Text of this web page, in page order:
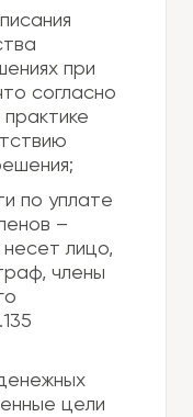
при
согласно
по уплате
–
лицо,
члены
цели